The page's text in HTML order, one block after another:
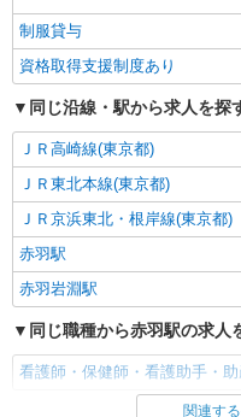
制服貸与
資格取得支援制度あり
同じ沿線・駅から求人を探
ＪＲ高崎線(東京都)
ＪＲ東北本線(東京都)
ＪＲ京浜東北・根岸線(東京都)
赤羽駅
赤羽岩淵駅
同じ職種から赤羽駅の求人
看護師・保健師・看護助手・助
関連す